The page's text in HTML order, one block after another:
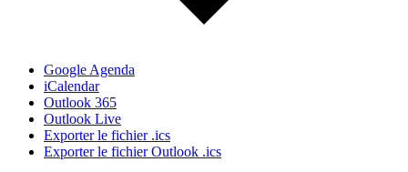
Google Agenda
iCalendar
Outlook 365
Outlook Live
Exporter le fichier .ics
Exporter le fichier Outlook .ics